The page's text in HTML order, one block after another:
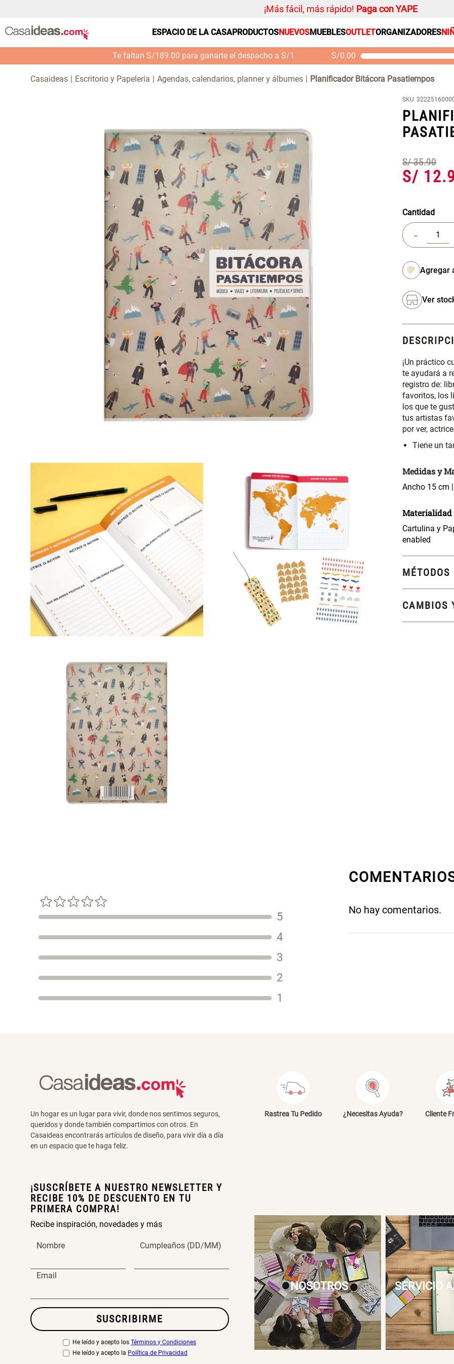
¡Más fácil, más rápido! Paga con YAPE
ESPACIO DE LA CASAPRODUCTOSNUEVOSMUEBLESOUTLETORGANIZADORES
Te faltan S/189.00 para ganarte el despacho a S/1 S/0.00
Escritorio y Papelería Agendas, calendarios, planner y álbumes Planificador Bitácora Pasatiempos
SKU
S/ 35.90
S/ 12.
Cantidad
-
Ver
¡Un práctico
te ayudará a
registro de:
favoritos, los
los que te
tus artistas
por ver,
Tiene un
Medidas y
Ancho 15 cm
Materialidad
Cartulina y
enabled
CAMBIOS
5
4
3
2
1
No hay comentarios.
Un hogar es un lugar para vivir, donde nos sentimos seguros,
queridos y donde también compartimos con otros. En
Casaideas encontrarás artículos de diseño, para vivir día a día
en un espacio que te haga feliz.
¡SUSCRÍBETE A NUESTRO NEWSLETTER Y
RECIBE 10% DE DESCUENTO EN TU
PRIMERA COMPRA!
Recibe inspiración, novedades y más
Nombre Cumpleaños (DD/MM)
Email
SUSCRIBIRME
He leído y acepto los Términos y Condiciones
He leído y acepto la Política de Privacidad
Rastrea Tu Pedido ¿Necesitas Ayuda? Cliente
NOSOTROS SERVICIO
Bambú Inodoro con
Puerta 65x28x171 cm
S/ 261.00 S/
Organizador
Cojin
Alfombra
Sabanas
Individuales
Cortinas